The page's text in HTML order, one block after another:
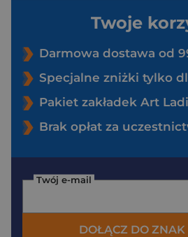
Twoje
Darmowa dostawa od
Specjalne zniżki tylko
Pakiet zakładek Art
Brak opłat za
Twój e-mail
DOŁĄCZ DO ZNAK